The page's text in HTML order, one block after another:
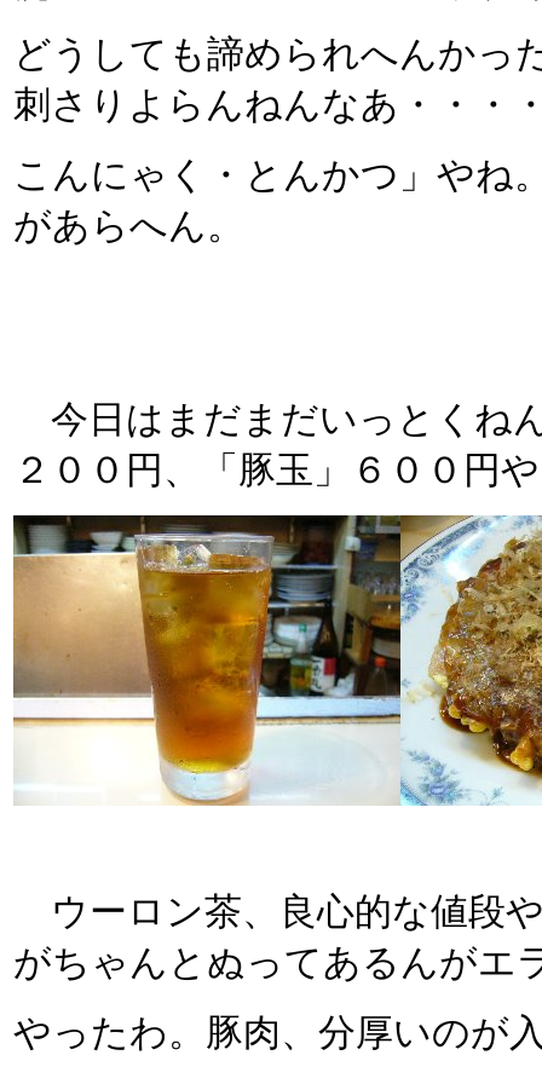
どうしても諦められへんかっ
刺さりよらんねんなあ・・・
こんにゃく・とんかつ」やね
があらへん。
今日はまだまだいっとくね
２００円、「豚玉」６００円
ウーロン茶、良心的な値段
がちゃんとぬってあるんが
やったわ。豚肉、分厚いのが